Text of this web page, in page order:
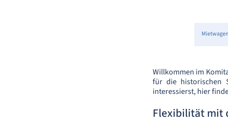
Mietwagen
Willkommen im
für die historischen
interessierst, hier
Flexibilität mit